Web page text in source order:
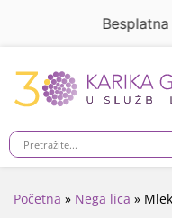
Besplatna
Početna » Nega lica »